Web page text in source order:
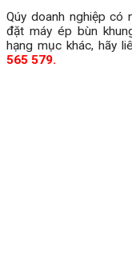
Qúy doanh nghiệp
đặt máy ép bùn
hạng mục khác, hãy
565 579.